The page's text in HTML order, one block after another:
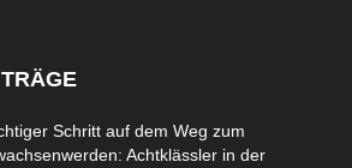
Schritt auf dem Weg zum
Achtklässler in der